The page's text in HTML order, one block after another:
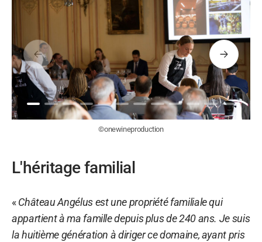
©onewineproduction
Précédent Suivant
L'héritage familial
«Château Angélus est une propriété familiale qui
appartient à ma famille depuis plus de 240 ans. Je suis
la huitième génération à diriger ce domaine, ayant pris